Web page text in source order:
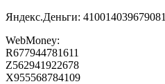
Яндекс.Деньги: 410014039679081
WebMoney:
R677944781611
Z562941922678
X955568784109